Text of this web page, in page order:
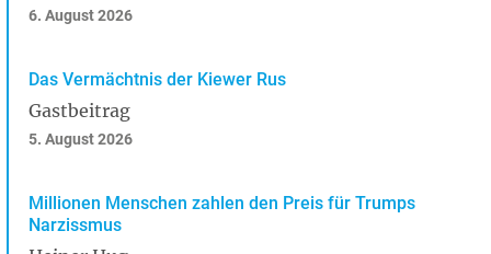
6. August 2026
Das Vermächtnis der Kiewer Rus
Gastbeitrag
5. August 2026
Millionen Menschen zahlen den Preis für Trumps
Narzissmus